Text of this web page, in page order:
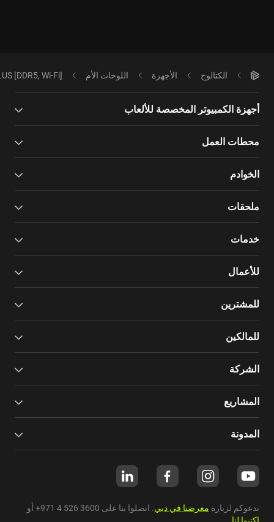
الكتالوج الأجهزة اللوحات الأم [DDR5, Wi-Fi]
أجهزة الكمبيوتر المخصصة للألعاب
محطات العمل
الخوادم
ملحقات
خدمات
للأعمال
للمشترين
للمالكين
الشركة
المشاريع
المدونة
ندعوكم لزيارة معرضنا في دبي. اتصلوا بنا على +971 4 526 3600 أو